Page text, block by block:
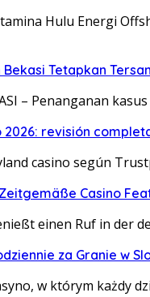
Hulu Energi
Tetapkan
– Penanganan
2026: revisión
casino según
Casino
einen Ruf in der
za Granie w
w którym każdy